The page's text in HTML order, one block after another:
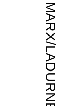
MARX/LADURNER